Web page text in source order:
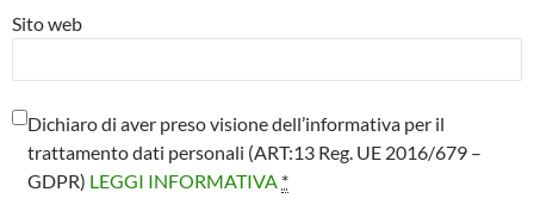
Sito web
Dichiaro di aver preso visione dell’informativa per il
trattamento dati personali (ART:13 Reg. UE 2016/679 –
GDPR) LEGGI INFORMATIVA *